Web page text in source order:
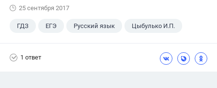
25 сентября 2017
ГДЗ ЕГЭ Русский язык Цыбулько И.П.
1 ответ